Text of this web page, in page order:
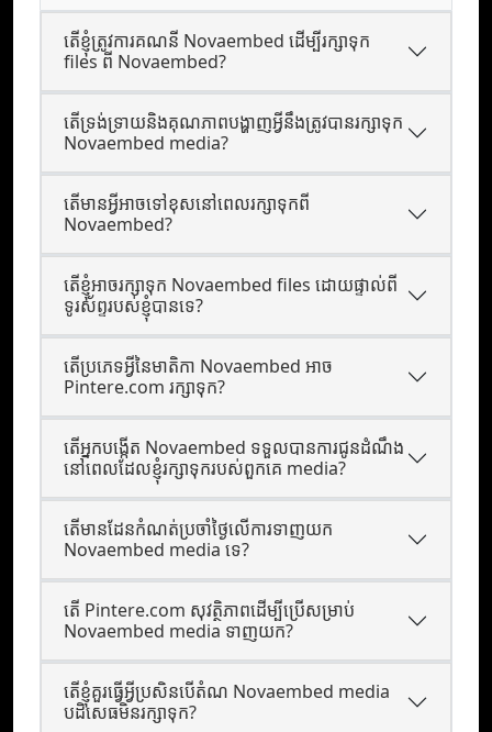
តើខ្ញុំត្រូវការគណនី Novaembed ដើម្បីរក្សាទុក
files ពី Novaembed?
តើទ្រង់ទ្រាយនិងគុណភាពបង្ហាញអ្វីនឹងត្រូវបានរក្សាទុក
Novaembed media?
តើមានអ្វីអាចទៅខុសនៅពេលរក្សាទុកពី
Novaembed?
តើខ្ញុំអាចរក្សាទុក Novaembed files ដោយផ្ទាល់ពី
ទូរស័ព្ទរបស់ខ្ញុំបានទេ?
តើប្រភេទអ្វីនៃមាតិកា Novaembed អាច
Pintere.com រក្សាទុក?
តើ​អ្នក​បង្កើត Novaembed ទទួល​បាន​ការ​ជូន​ដំណឹង​
នៅពេល​ដែល​ខ្ញុំ​រក្សា​ទុក​របស់​ពួកគេ media?
តើមានដែនកំណត់ប្រចាំថ្ងៃលើការទាញយក
Novaembed media ទេ?
តើ Pintere.com សុវត្ថិភាពដើម្បីប្រើសម្រាប់
Novaembed media ទាញយក?
តើខ្ញុំគួរធ្វើអ្វីប្រសិនបើតំណ Novaembed media
បដិសេធមិនរក្សាទុក?